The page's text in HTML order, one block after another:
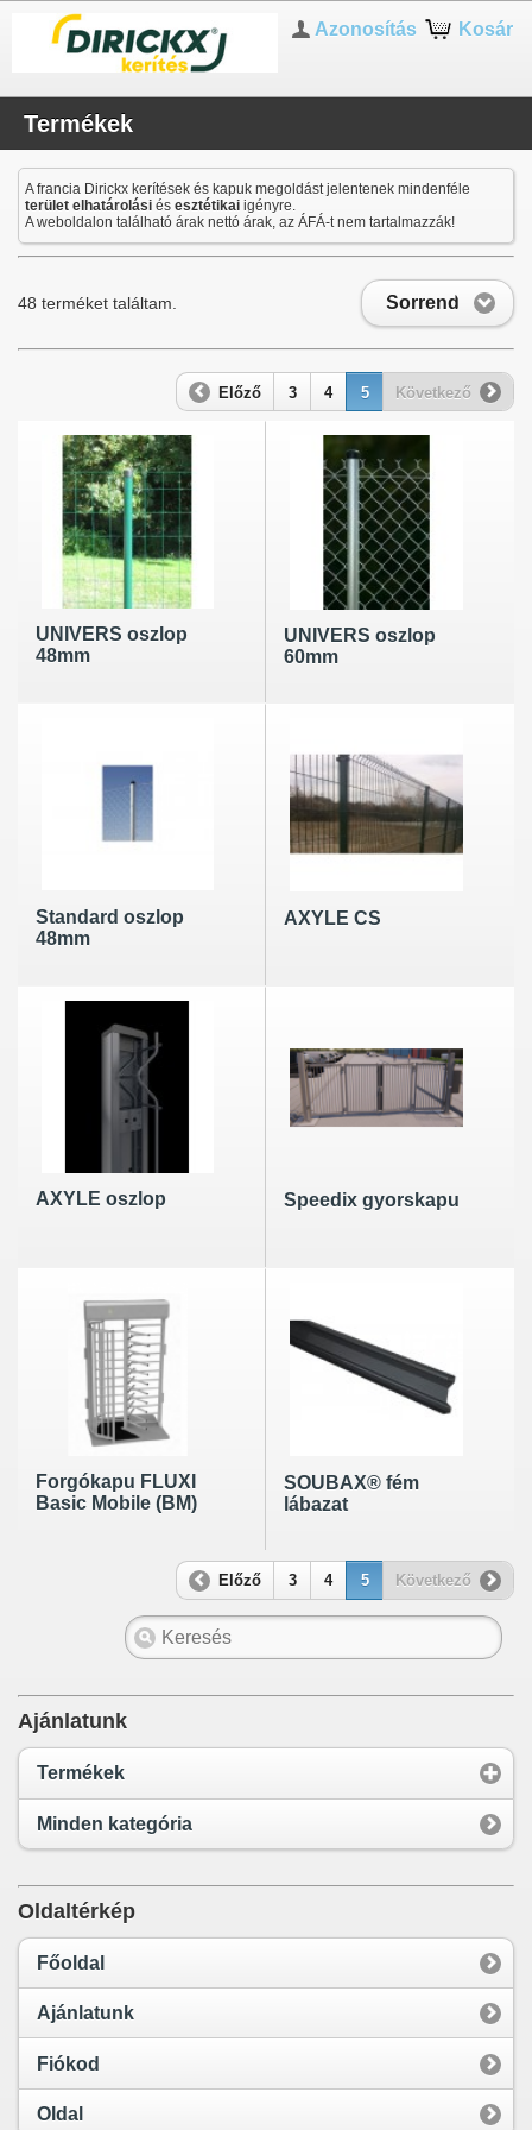
Kosár
Azonosítás
Termékek
A francia Dirickx kerítések és kapuk megoldást jelentenek mindenféle
terület elhatárolási és esztétikai igényre.
A weboldalon található árak nettó árak, az ÁFÁ-t nem tartalmazzák!
Sorrend
48 terméket találtam.
Előző 3 4 5 Következő
UNIVERS oszlop
48mm
UNIVERS oszlop
60mm
Standard oszlop
48mm
AXYLE CS
AXYLE oszlop Speedix gyorskapu
Forgókapu FLUXI
Basic Mobile (BM)
SOUBAX® fém
lábazat
Előző 3 4 5 Következő
Ajánlatunk
Termékek
Minden kategória
Oldaltérkép
Főoldal
Ajánlatunk
Fiókod
Oldal